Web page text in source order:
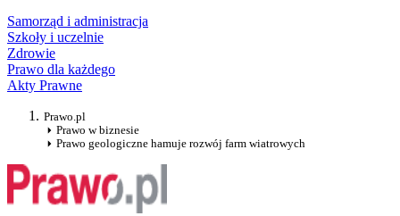
Samorząd i administracja
Szkoły i uczelnie
Zdrowie
Prawo dla każdego
Akty Prawne
Prawo.pl
Prawo w biznesie
Prawo geologiczne hamuje rozwój farm wiatrowych